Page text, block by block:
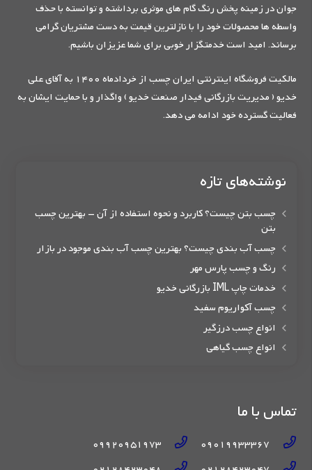
جوان در زمینه پخش رنگ گام های موثری برداشته و توانسته با حذف
واسطه ها محصولات خود را با نازلترین قیمت به دست مشتریان گرامی
برساند. امید است خدمتگزار خوبی برای شما عزیزان باشیم.
مالکیت فروشگاه اینترنتی ایران چسب از خردادماه 1400 به آقای علی
خدیو ( مدیریت بازرگانی فیدار صنعت خدیو ) واگذار و با حمایت ایشان به
فعالیت گسترده خود ادامه می دهد.
نوشته‌های تازه
چسب بتن چیست؟ کاربرد و نحوه استفاده از آن – بهترین چسب
بتن
چسب آب بندی چیست؟ بهترین چسب آب بندی موجود در بازار
رنگ و چسب پارس مهر
خدمات چاپ IML بازرگانی خدیو
چسب آکواریوم سفید
انواع چسب درزگیر
انواع چسب گیاهی
تماس با ما
09019933367
09920951973